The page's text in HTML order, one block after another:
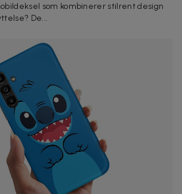
som kombinerer stilrent design
De...